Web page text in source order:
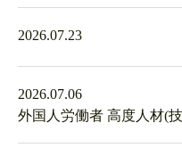
2026.07.23
2026.07.06
外国人労働者 高度人材(